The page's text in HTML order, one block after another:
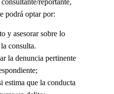
reportante,
podrá optar por:
y asesorar sobre lo
consulta.
la denuncia pertinente
estima que la conducta